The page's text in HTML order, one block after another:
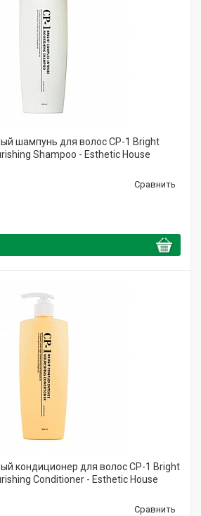
шампунь для волос CP-1 Bright
Shampoo - Esthetic House
Сравнить
кондиционер для волос CP-1 Bright
Conditioner - Esthetic House
Сравнить